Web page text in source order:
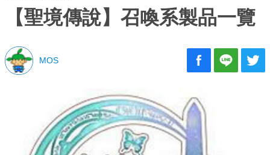
【聖境傳說】召喚系製品一覽
MOS